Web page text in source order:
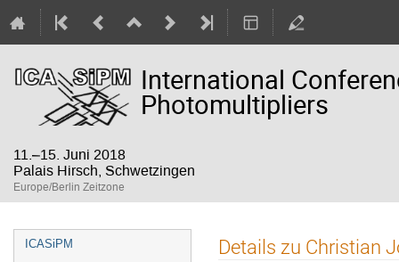
International
Photomultipliers
11.–15. Juni 2018
Palais Hirsch, Schwetzingen
Europe/Berlin Zeitzone
Veranstaltungsmenü
ICASiPM Details zu Christian